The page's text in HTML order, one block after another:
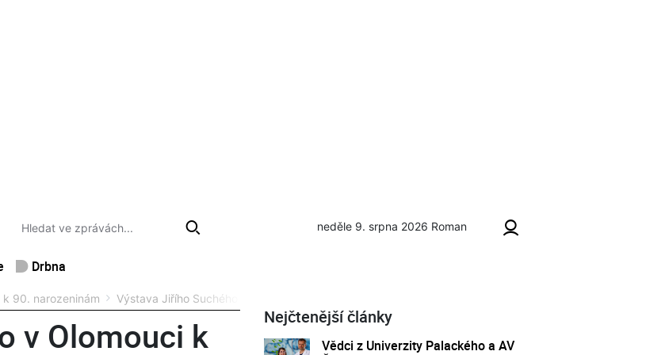
neděle 9. srpna 2026 Roman
Drbna
90. narozeninám Výstava Jiřího Suchého v Olomouci k 90. narozeninám
v Olomouci k
Nejčtenější články
Vědci z Univerzity Palackého a AV